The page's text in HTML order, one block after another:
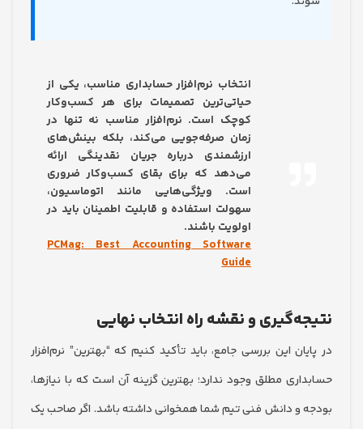
انتخاب نرم‌افزار حسابداری مناسب، یکی از
حیاتی‌ترین تصمیمات برای هر کسب‌وکار
کوچک است. نرم‌افزار مناسب نه تنها در
زمان صرفه‌جویی می‌کند، بلکه بینش‌های
ارزشمندی درباره جریان نقدینگی ارائه
می‌دهد که برای بقای کسب‌وکار ضروری
است. ویژگی‌هایی مانند اتوماسیون،
سهولت استفاده و قابلیت اطمینان باید در
اولویت باشند.
PCMag: Best Accounting Software
و نقشه راه انتخاب نهایی
این بررسی جامع، باید تأکید کنیم که “بهترین” نرم‌افزار
مطلق وجود ندارد؛ بهترین گزینه آن است که با نیازها،
و دانش فنی تیم شما همخوانی داشته باشد. اگر صاحب یک